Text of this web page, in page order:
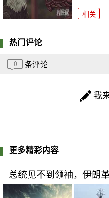
相关
热门评论
0 条评论
我
更多精彩内容
总统见不到领袖，伊朗